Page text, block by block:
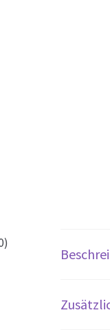
1390